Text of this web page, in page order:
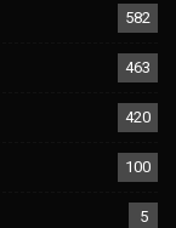
582
463
420
100
5